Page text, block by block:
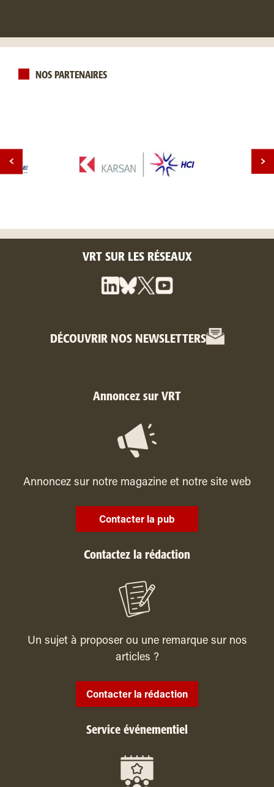
NOS PARTENAIRES
VRT SUR LES RÉSEAUX
DÉCOUVRIR NOS NEWSLETTERS
Annoncez sur VRT
Annoncez sur notre magazine et notre site web
Contacter la pub
Contactez la rédaction
Un sujet à proposer ou une remarque sur nos
articles ?
Contacter la rédaction
Service événementiel